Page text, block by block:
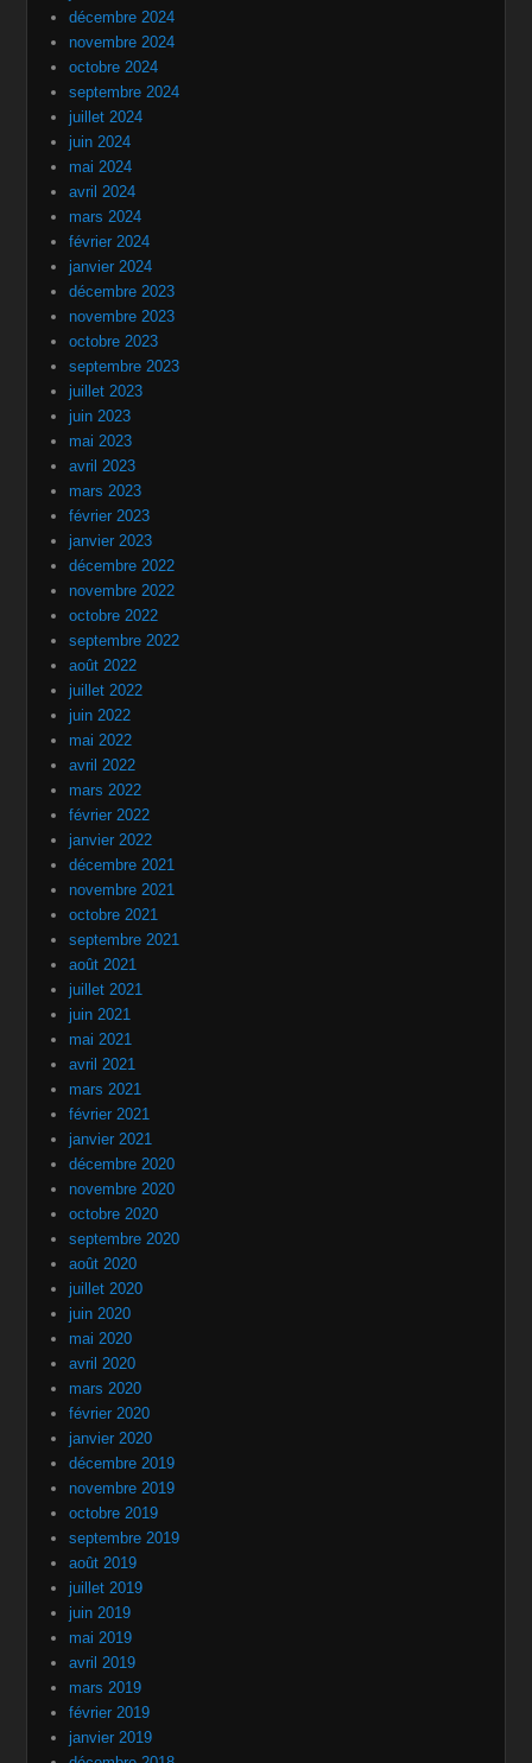
décembre 2024
novembre 2024
octobre 2024
septembre 2024
juillet 2024
juin 2024
mai 2024
avril 2024
mars 2024
février 2024
janvier 2024
décembre 2023
novembre 2023
octobre 2023
septembre 2023
juillet 2023
juin 2023
mai 2023
avril 2023
mars 2023
février 2023
janvier 2023
décembre 2022
novembre 2022
octobre 2022
septembre 2022
août 2022
juillet 2022
juin 2022
mai 2022
avril 2022
mars 2022
février 2022
janvier 2022
décembre 2021
novembre 2021
octobre 2021
septembre 2021
août 2021
juillet 2021
juin 2021
mai 2021
avril 2021
mars 2021
février 2021
janvier 2021
décembre 2020
novembre 2020
octobre 2020
septembre 2020
août 2020
juillet 2020
juin 2020
mai 2020
avril 2020
mars 2020
février 2020
janvier 2020
décembre 2019
novembre 2019
octobre 2019
septembre 2019
août 2019
juillet 2019
juin 2019
mai 2019
avril 2019
mars 2019
février 2019
janvier 2019